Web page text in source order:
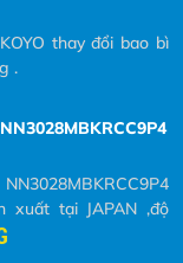
thay đổi bao bì
.
trục chính máy